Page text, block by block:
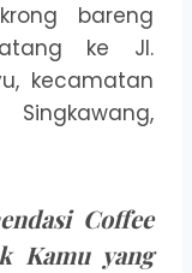
bareng
ke Jl.
kecamatan
Coffee
Kamu yang